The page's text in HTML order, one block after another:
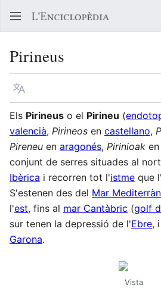
Pirineus
Llegir en un atre idioma
Els Pirineus o el Pirineu (
valencià, Pirineos en castellano,
Pireneu en aragonés, Pirinioak en
conjunt de serres situades al
Ibèrica i recorren tot l'istme que
S'estenen des del Mar
l'est, fins al mar Cantàbric (golf
sur tenen la depressió de l'Ebre,
Garona.
Vista